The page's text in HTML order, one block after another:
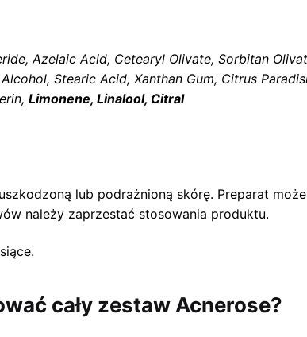
Azelaic Acid, Cetearyl Olivate, Sorbitan
Stearic Acid, Xanthan Gum, Citrus
Limonene, Linalool, Citral
lub podrażnioną skórę. Preparat
należy zaprzestać stosowania produktu.
cały zestaw Acnerose?